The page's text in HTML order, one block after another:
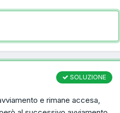
SOLUZIONE
e rimane accesa,